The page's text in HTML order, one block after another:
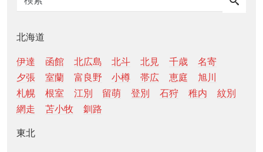
北海道
伊達 函館 北広島 北斗 北見 千歳
名寄
夕張
室蘭 富良野 小樽 帯広 恵庭
旭川
札幌
根室 江別 留萌 登別 石狩 稚内
紋別
網走
苫小牧 釧路
東北